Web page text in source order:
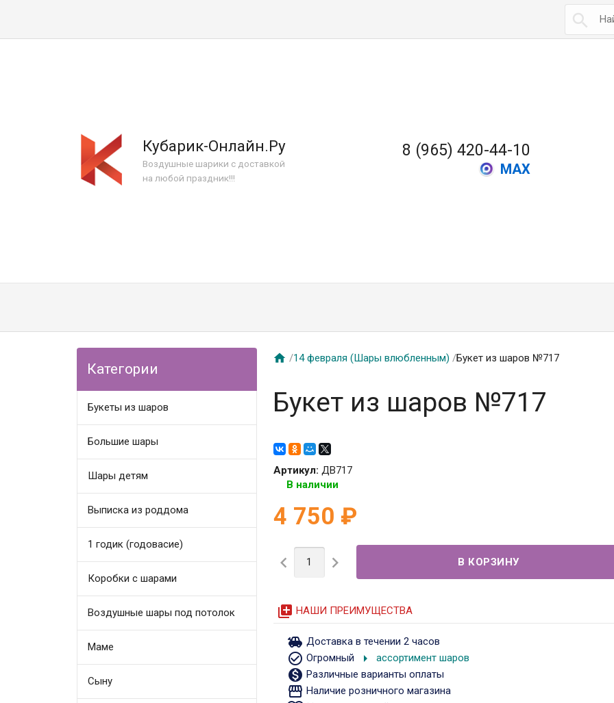

Кубарик-Онлайн.Ру
Воздушные шарики с доставкой
на любой праздник!!!
8 (965) 420-44-10
MAX
Категории
Букеты из шаров
Большие шары
Шары детям
Выписка из роддома
1 годик (годовасие)
Коробки с шарами
Воздушные шары под потолок
Маме
Сыну
 /14 февраля (Шары влюбленным) /Букет из шаров №717
Букет из шаров №717
Артикул: ДВ717
В наличии
4 750 ₽
 
queue НАШИ ПРЕИМУЩЕСТВА
toys Доставка в течении 2 часов
check_circle_outline Огромный arrow_right ассортимент шаров
monetization_on Различные варианты оплаты
storefront Наличие розничного магазина